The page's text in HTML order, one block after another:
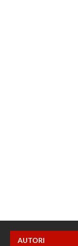
AUTORI